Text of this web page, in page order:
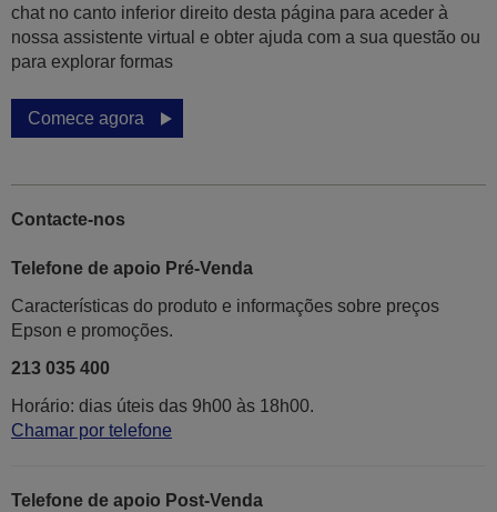
chat no canto inferior direito desta página para aceder à
nossa assistente virtual e obter ajuda com a sua questão ou
para explorar formas
Comece agora
Contacte-nos
Telefone de apoio Pré-Venda
Características do produto e informações sobre preços
Epson e promoções.
213 035 400
Horário: dias úteis das 9h00 às 18h00.
Chamar por telefone
Telefone de apoio Post-Venda